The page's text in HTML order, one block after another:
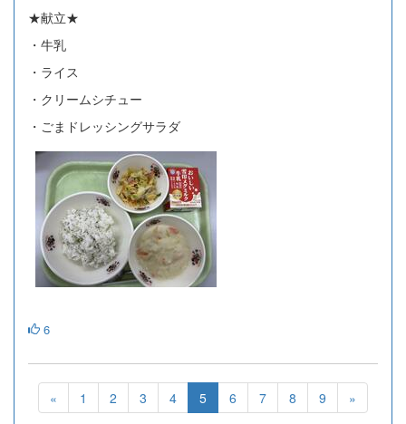
★献立★
・牛乳
・ライス
・クリームシチュー
・ごまドレッシングサラダ
6
« 1 2 3 4 5 6 7 8 9 »